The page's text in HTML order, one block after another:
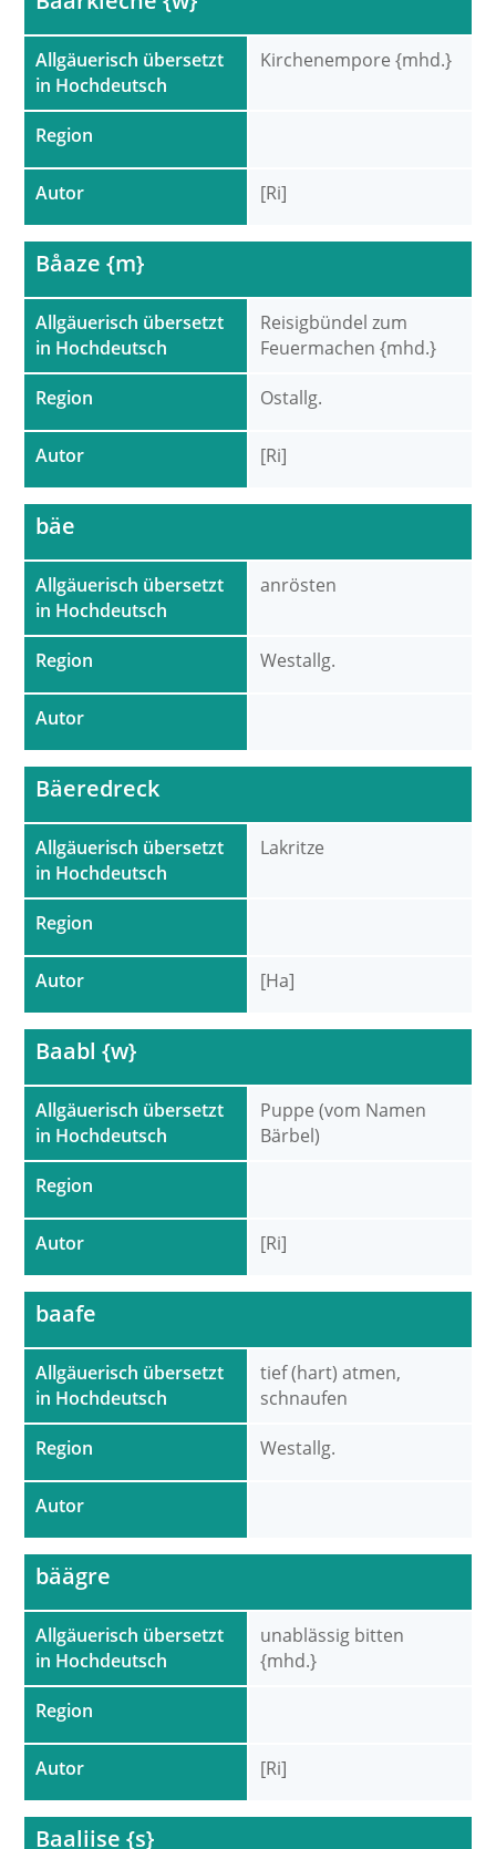
Allgäuerisch übersetzt
in Hochdeutsch
Region
Autor
Kirchenempore {mhd.}
[Ri]
Allgäuerisch übersetzt
in Hochdeutsch
Region
Autor
Båaze {m}
Reisigbündel zum
Feuermachen {mhd.}
Ostallg.
[Ri]
Allgäuerisch übersetzt
in Hochdeutsch
Region
Autor
bäe
anrösten
Westallg.
Allgäuerisch übersetzt
in Hochdeutsch
Region
Autor
Bäeredreck
Lakritze
[Ha]
Allgäuerisch übersetzt
in Hochdeutsch
Region
Autor
Baabl {w}
Puppe (vom Namen
Bärbel)
[Ri]
Allgäuerisch übersetzt
in Hochdeutsch
Region
Autor
baafe
tief (hart) atmen,
schnaufen
Westallg.
Allgäuerisch übersetzt
in Hochdeutsch
Region
Autor
bäägre
unablässig bitten
{mhd.}
[Ri]
Baaliise {s}